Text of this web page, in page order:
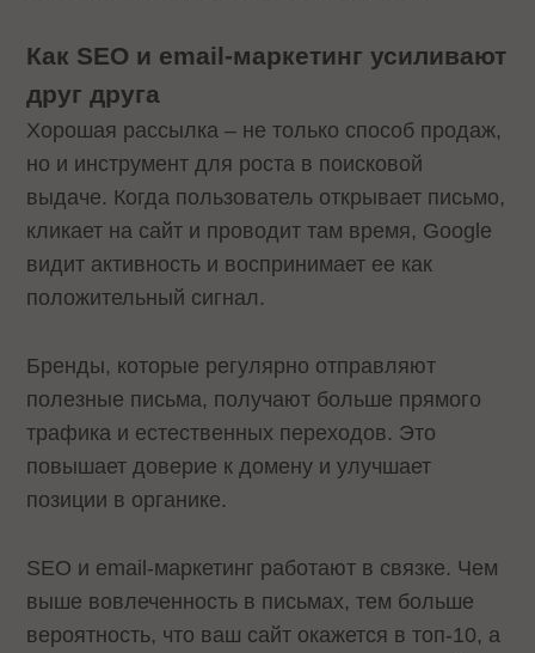
Как SEO и email-маркетинг усиливают
друг друга
Хорошая рассылка – не только способ продаж,
но и инструмент для роста в поисковой
выдаче. Когда пользователь открывает письмо,
кликает на сайт и проводит там время, Google
видит активность и воспринимает ее как
положительный сигнал.
Бренды, которые регулярно отправляют
полезные письма, получают больше прямого
трафика и естественных переходов. Это
повышает доверие к домену и улучшает
позиции в органике.
SEO и email-маркетинг работают в связке. Чем
выше вовлеченность в письмах, тем больше
вероятность, что ваш сайт окажется в топ-10, а